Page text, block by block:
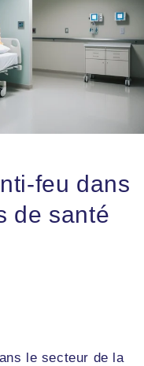
feu dans
de santé
le secteur de la